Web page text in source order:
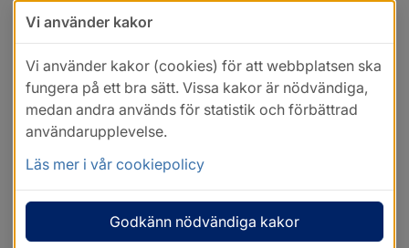
Vi använder kakor
Vi använder kakor (cookies) för att webbplatsen ska
fungera på ett bra sätt. Vissa kakor är nödvändiga,
medan andra används för statistik och förbättrad
användarupplevelse.
Läs mer i vår cookiepolicy
Godkänn nödvändiga kakor